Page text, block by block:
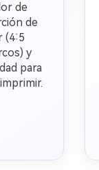
de
de
(4:5
y
para